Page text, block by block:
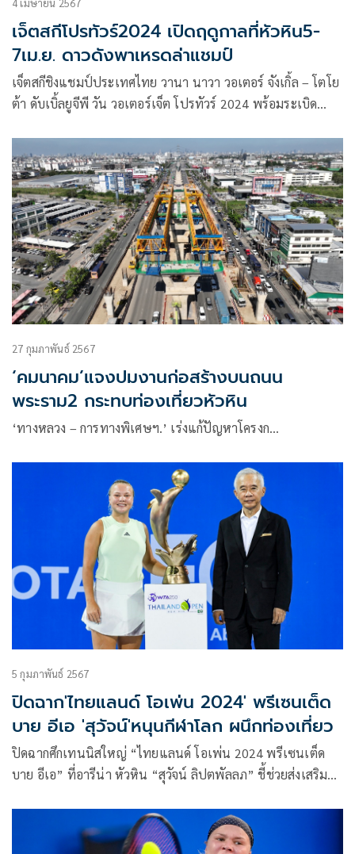
4 เมษายน 2567
เจ็ตสกีโปรทัวร์2024 เปิดฤดูกาลที่หัวหิน5-
7เม.ย. ดาวดังพาเหรดล่าแชมป์
เจ็ตสกีชิงแชมป์ประเทศไทย วานา นาวา วอเตอร์ จังเกิ้ล – โตโย
ต้า ดับเบิ้ลยูจีพี วัน วอเตอร์เจ็ต โปรทัวร์ 2024 พร้อมระเบิด
จ.ประจวบคีรีขันธ์ 5-7 เม.ย. นี้ บรรดาตัวเต็งระดับโลกชาวไทย
ร่วมชิงชัยครบครันในรุ่นโปร ขณะที่รุ่นเยาวชนก็คึกคักไม่แพ้กัน
27 กุมภาพันธ์ 2567
‘คมนาคม’แจงปมงานก่อสร้างบนถนน
พระราม2 กระทบท่องเที่ยวหัวหิน
‘ทางหลวง – การทางพิเศษฯ.’ เร่งแก้ปัญหาโครงก…
5 กุมภาพันธ์ 2567
ปิดฉาก'ไทยแลนด์ โอเพ่น 2024' พรีเซนเต็ด
บาย อีเอ 'สุวัจน์'หนุนกีฬาโลก ผนึกท่องเที่ยว
ปิดฉากศึกเทนนิสใหญ่ “ไทยแลนด์ โอเพ่น 2024 พรีเซนเต็ด
บาย อีเอ” ที่อารีน่า หัวหิน “สุวัจน์ ลิปตพัลลภ” ชี้ช่วยส่งเสริม
ร่วมกันทำเป็น “ไทยแลนด์ทีม” ช่วยบูมซอฟต์พาวเวอร์ของ
ประเทศไทยให้ไปไกลได้กว่านี้